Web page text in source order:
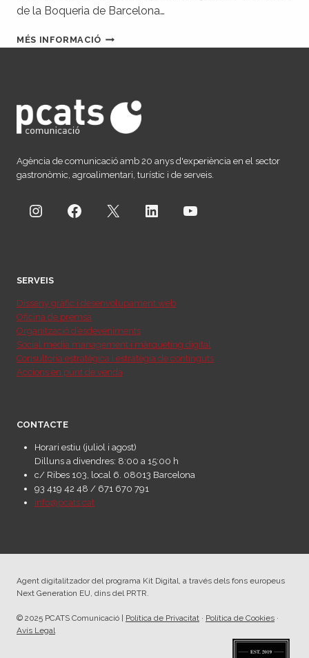
de la Boqueria de Barcelona…
MÉS INFORMACIÓHEM
PRESENTAT
VINS
PREMIUM
‘SOLISTA’,
CELLER
BIELSA
Agència de comunicació amb 20 anys d'experiència en el sector
gastronòmic, agroalimentari, turístic i de serveis.
InstagramFacebook
X LinkedInYouTube
SERVEIS
Disseny gràfic i desenvolupament web
Oficina de premsa
Organització d’esdeveniments
Social media management i màrqueting digital
Consultoria estratègica i estratègia de continguts
Accions en punt de venda
CONTACTE
Horari estiu (juliol i agost)
Dilluns a divendres: 8:00 a 15:00 h
c/ Ribes 103, local 6. 08013 Barcelona
93 419 42 48 / 671 670 791
info@pcats.cat
Agent digitalitzador del programa Kit Digital, a través dels fons europeus
Next Generation EU, dins del PRTR.
© 2025 PCATS Comunicació | Política de Privacitat · Política de Cookies ·
Avís Legal